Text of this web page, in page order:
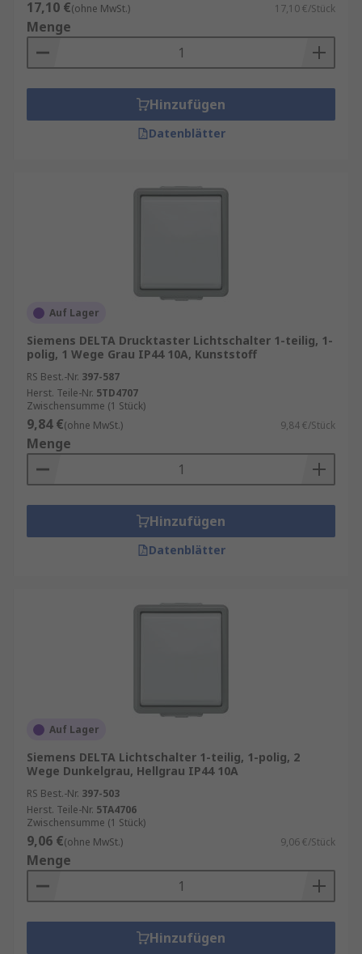
17,10 €(ohne MwSt.) 17,10 €/Stück
Menge
Hinzufügen
Datenblätter
Auf Lager
Siemens DELTA Drucktaster Lichtschalter 1-teilig, 1-
polig, 1 Wege Grau IP44 10A, Kunststoff
RS Best.-Nr. 397-587
Herst. Teile-Nr. 5TD4707
Zwischensumme (1 Stück)
9,84 €(ohne MwSt.) 9,84 €/Stück
Menge
Hinzufügen
Datenblätter
Auf Lager
Siemens DELTA Lichtschalter 1-teilig, 1-polig, 2
Wege Dunkelgrau, Hellgrau IP44 10A
RS Best.-Nr. 397-503
Herst. Teile-Nr. 5TA4706
Zwischensumme (1 Stück)
9,06 €(ohne MwSt.) 9,06 €/Stück
Menge
Hinzufügen